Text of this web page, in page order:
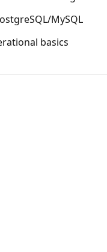
MySQL
basics